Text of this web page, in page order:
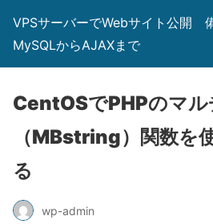
VPSサーバーでWebサイト公開
MySQLからAJAXまで
CentOSでPHPのマル
（MBstring）関数を
る
wp-admin